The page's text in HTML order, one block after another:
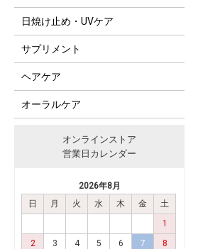
日焼け止め・UVケア
サプリメント
ヘアケア
オーラルケア
オンラインストア
営業日カレンダー
2026年8月
日
月 火 水 木 金
土
1
2
3 4 5 6 7
8